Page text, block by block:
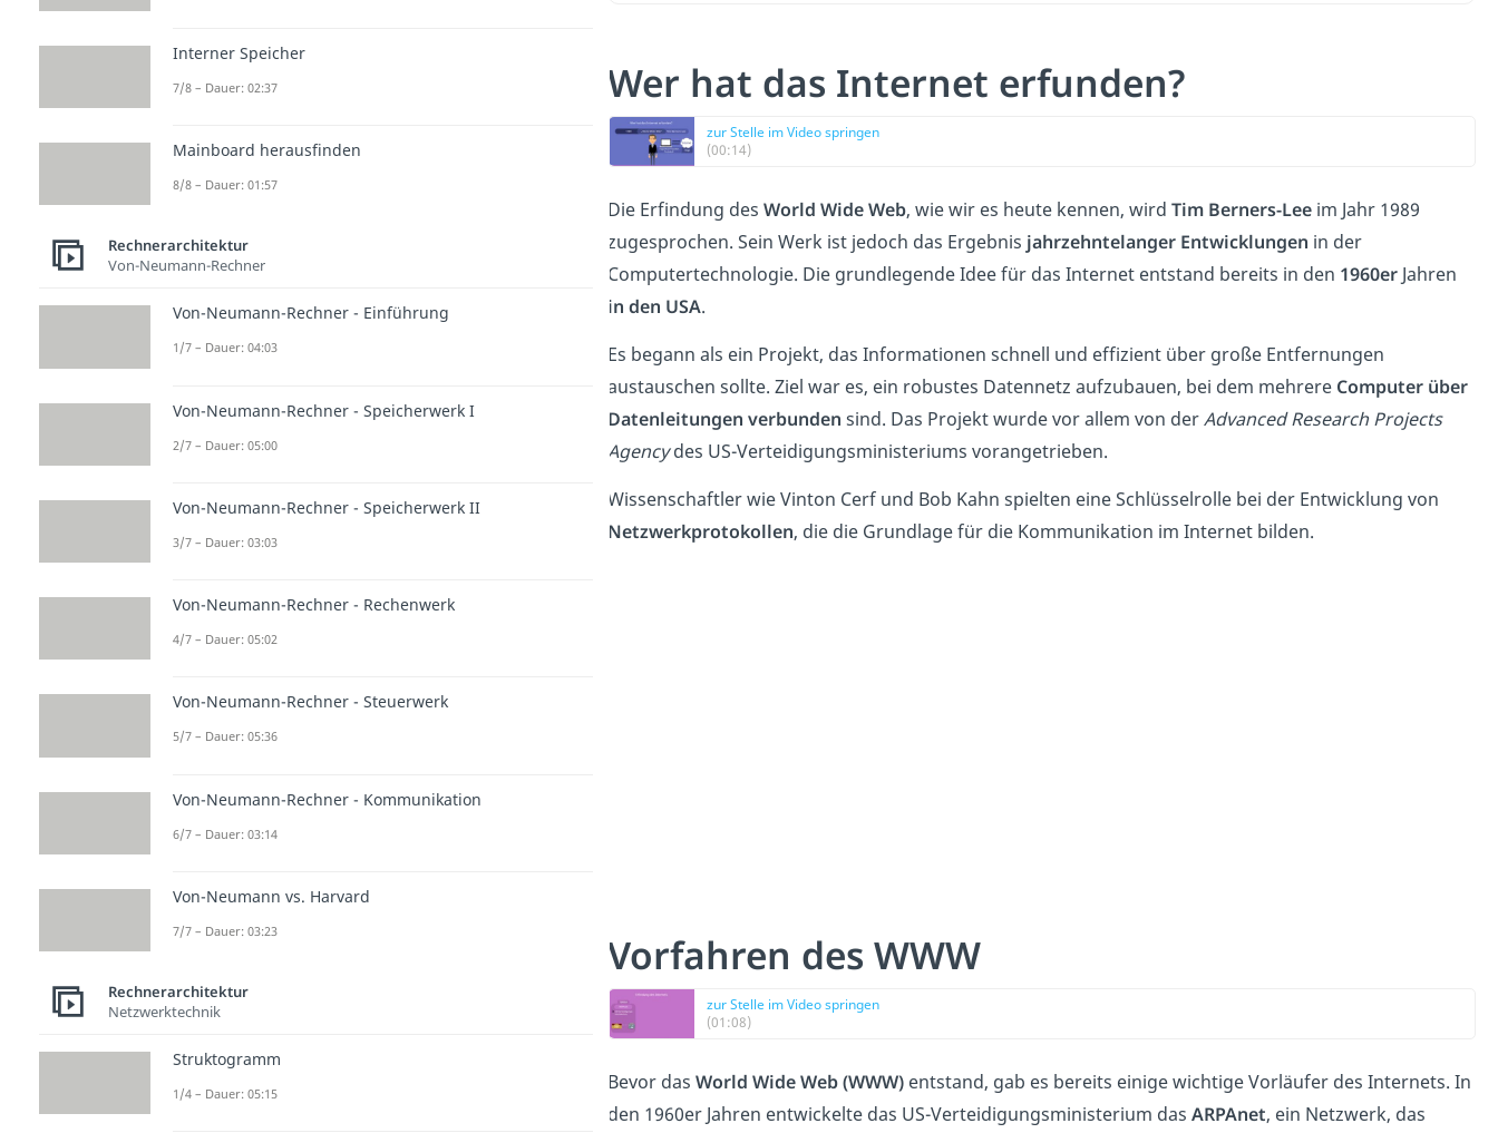
Wer hat das Internet erfunden?
zur Stelle im Video springen
(00:14)
Die Erfindung desWorld Wide Web, wie wir es heute kennen, wirdTim Berners-Lee im Jahr 1989
zugesprochen. Sein Werk ist jedoch das Ergebnis jahrzehntelanger Entwicklungen in der
Computertechnologie. Die grundlegende Idee für das Internet entstand bereits in den 1960er Jahren
in den USA.
Es begann als ein Projekt, das Informationen schnell und effizient über große Entfernungen
austauschen sollte. Ziel war es, ein robustes Datennetz aufzubauen, bei dem mehrere Computer über
Datenleitungen verbunden sind. Das Projekt wurde vor allem von derAdvanced Research Projects
Agencydes US-Verteidigungsministeriums vorangetrieben.
Wissenschaftler wie Vinton Cerf und Bob Kahn spielten eine Schlüsselrolle bei der Entwicklung von
Netzwerkprotokollen, die die Grundlage für die Kommunikation im Internet bilden.
Vorfahren des WWW
zur Stelle im Video springen
(01:08)
Bevor dasWorld Wide Web (WWW) entstand, gab es bereits einige wichtige Vorläufer des Internets. In
den 1960er Jahren entwickelte das US-Verteidigungsministerium dasARPAnet, ein Netzwerk, das
Interner Speicher
7/8 – Dauer: 02:37
Mainboard herausfinden
8/8 – Dauer: 01:57
Rechnerarchitektur
Von-Neumann-Rechner
Von-Neumann-Rechner - Einführung
1/7 – Dauer: 04:03
Von-Neumann-Rechner - Speicherwerk I
2/7 – Dauer: 05:00
Von-Neumann-Rechner - Speicherwerk II
3/7 – Dauer: 03:03
Von-Neumann-Rechner - Rechenwerk
4/7 – Dauer: 05:02
Von-Neumann-Rechner - Steuerwerk
5/7 – Dauer: 05:36
Von-Neumann-Rechner - Kommunikation
6/7 – Dauer: 03:14
Von-Neumann vs. Harvard
7/7 – Dauer: 03:23
Rechnerarchitektur
Netzwerktechnik
Struktogramm
1/4 – Dauer: 05:15